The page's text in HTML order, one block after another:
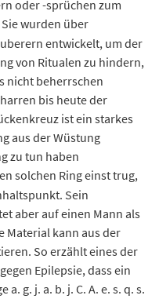
oder -sprüchen zum
Sie wurden über
entwickelt, um der
von Ritualen zu hindern,
nicht beherrschen
bis heute der
ist ein starkes
aus der Wüstung
zu tun haben
solchen Ring einst trug,
Sein
aber auf einen Mann als
Material kann aus der
So erzählt eines der
Epilepsie, dass ein
g. j. a. b. j. C. A. e. s. q. s.